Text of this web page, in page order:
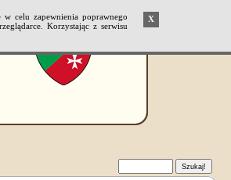
celu zapewnienia poprawnego
Korzystając z serwisu
X